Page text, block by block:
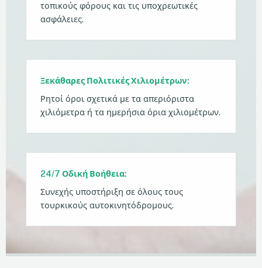
τοπικούς φόρους και τις υποχρεωτικές
ασφάλειες.
Ξεκάθαρες Πολιτικές Χιλιομέτρων:
Ρητοί όροι σχετικά με τα απεριόριστα
χιλιόμετρα ή τα ημερήσια όρια χιλιομέτρων.
24/7 Οδική Βοήθεια:
Συνεχής υποστήριξη σε όλους τους
τουρκικούς αυτοκινητόδρομους.